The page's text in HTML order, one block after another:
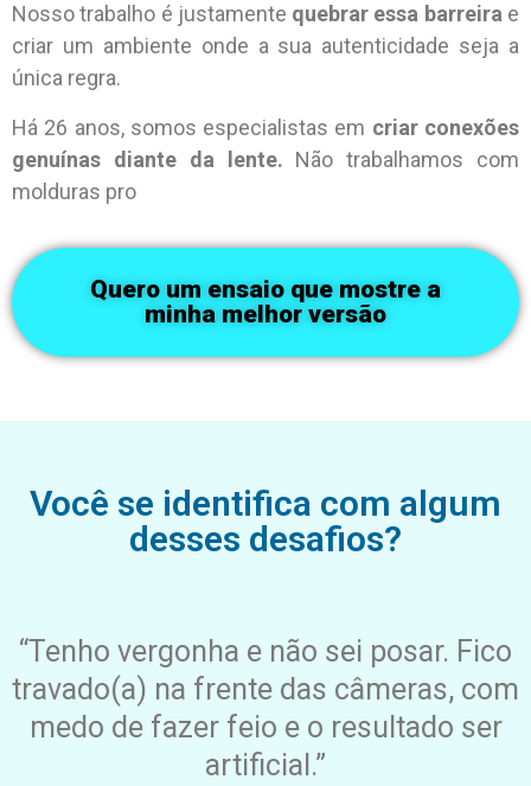
Nosso trabalho é justamente quebrar essa barreirae
criar um ambiente onde a sua autenticidade seja a
única regra.
Há 26 anos, somos especialistas em criar conexões
genuínas diante da lente. Não trabalhamos com
molduras pro
Quero um ensaio que mostre a
minha melhor versão
Você se identifica com algum
desses desafios?
“Tenho vergonha e não sei posar. Fico
travado(a) na frente das câmeras, com
medo de fazer feio e o resultado ser
artificial.”